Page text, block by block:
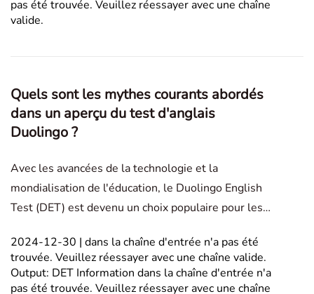
pas été trouvée. Veuillez réessayer avec une chaîne
valide.
Quels sont les mythes courants abordés
dans un aperçu du test d'anglais
Duolingo ?
Avec les avancées de la technologie et la
mondialisation de l'éducation, le Duolingo English
Test (DET) est devenu un choix populaire pour les
Cependant, en raison de ses différences par rapport
aux examens traditionnels, de nombreuses idées
reçues ent
2024-12-30 | dans la chaîne d'entrée n'a pas été
trouvée. Veuillez réessayer avec une chaîne valide.
Output: DET Information dans la chaîne d'entrée n'a
pas été trouvée. Veuillez réessayer avec une chaîne